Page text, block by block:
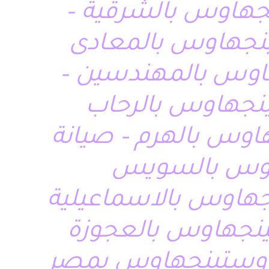
بالشرقية –
بالمهندسين –
بالرحاب
بالهرم – صيانة
بالسويس
بالاسماعيلية
بالعجوزة